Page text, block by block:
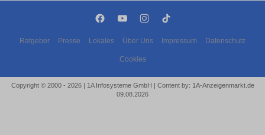
Ratgeber Presse Lokales Über Uns Impressum Datenschutz
Cookies
Copyright © 2000 - 2026 | 1A Infosysteme GmbH | Content by: 1A-Anzeigenmarkt.de
09.08.2026